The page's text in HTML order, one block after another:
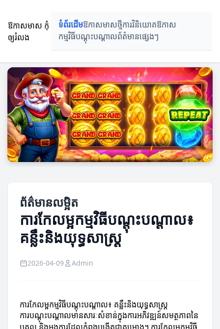
ឱកាសមាស កុំ
ឲ្យរំលង
ទំព័រដើមឱកាសមាសថ្មីការវិនិយោគឱកាស
កម្មវិធីបណ្តុះបណ្តាលព័ត៌មានផ្សេងៗ
ព័ត៌មានលម្អិត
ការកែលម្អកម្មវិធីបណ្តុះបណ្តាល៖
គន្លឹះនិងយុទ្ធសាស្ត្រ
2026-04-09 Admin
ការកែលម្អកម្មវិធីបណ្តុះបណ្តាល៖ គន្លឹះនិងយុទ្ធសាស្ត្រ
ការបណ្តុះបណ្តាលមានសារៈសំខាន់ក្នុងការអភិវឌ្ឍន៍សមត្ថភាពនៃ